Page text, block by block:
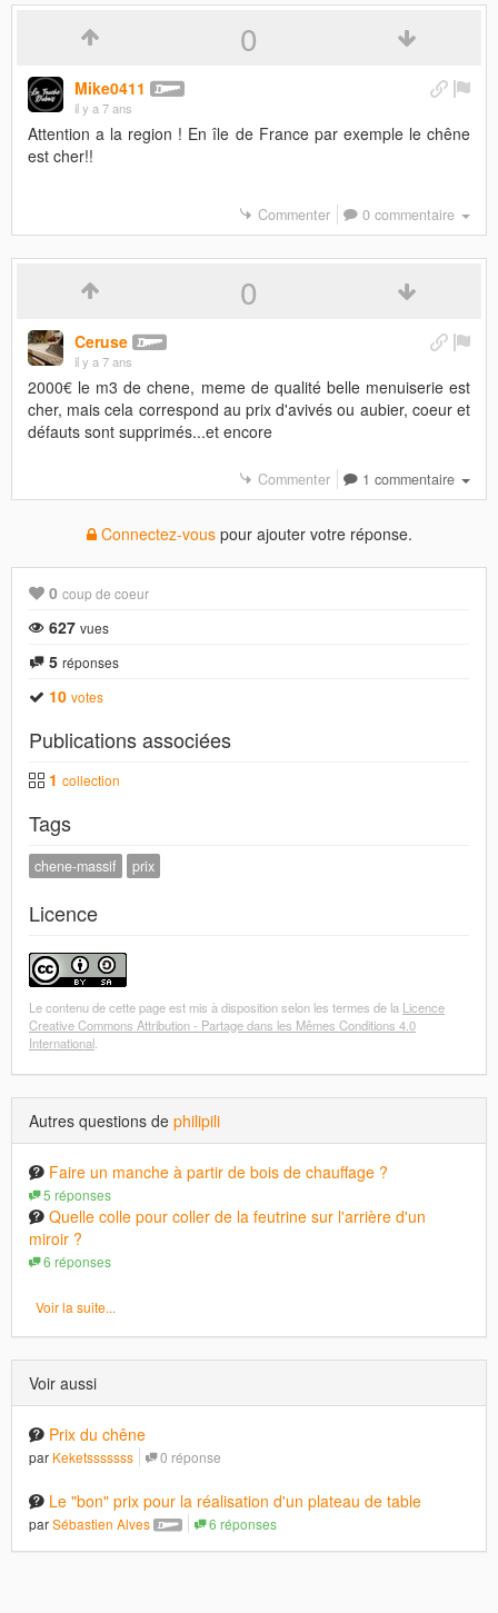
0
Mike0411
il y a 7 ans
Attention a la region ! En île de France par exemple le chêne
est cher!!
Commenter 0 commentaire
0
Ceruse
il y a 7 ans
2000€ le m3 de chene, meme de qualité belle menuiserie est
cher, mais cela correspond au prix d'avivés ou aubier, coeur et
défauts sont supprimés...et encore
Commenter 1 commentaire
Connectez-vouspour ajouter votre réponse.
0 coup de coeur
627 vues
5 réponses
10 votes
Publications associées
1 collection
Tags
chene-massif prix
Licence
Le contenu de cette page est mis à disposition selon les termes de la Licence
Creative Commons Attribution - Partage dans les Mêmes Conditions 4.0
International
Autres questions de philipili
Faire un manche à partir de bois de chauffage ?
5 réponses
Quelle colle pour coller de la feutrine sur l'arrière d'un
miroir ?
6 réponses
Voir la suite...
Voir aussi
Prix du chêne
par Keketsssssss 0 réponse
Le "bon" prix pour la réalisation d'un plateau de table
parSébastien Alves 6 réponses